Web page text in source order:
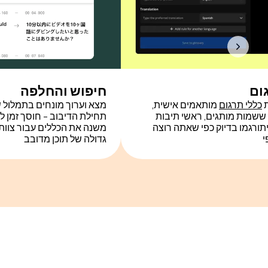
חיפוש והחלפה
מצא וערוך מונחים
תחילת הדיבוב - חוסך
משנה את הכללים עבור
גדולה של תוכן מדובב
כללי תרגום מותאמים אישית,
מותגים, ראשי תיבות
בדיוק כפי שאתה רוצה